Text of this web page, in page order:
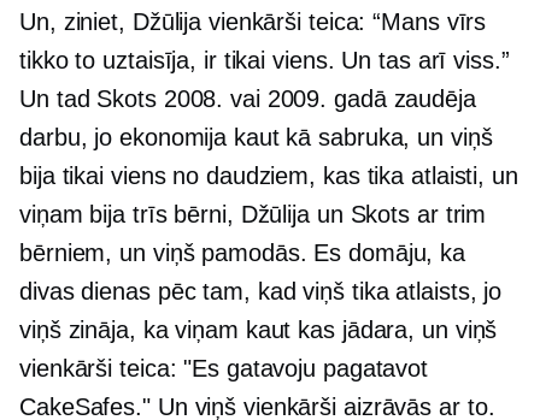
Un, ziniet, Džūlija vienkārši teica: “Mans vīrs
tikko to uztaisīja, ir tikai viens. Un tas arī viss.”
Un tad Skots 2008. vai 2009. gadā zaudēja
darbu, jo ekonomija kaut kā sabruka, un viņš
bija tikai viens no daudziem, kas tika atlaisti, un
viņam bija trīs bērni, Džūlija un Skots ar trim
bērniem, un viņš pamodās. Es domāju, ka
divas dienas pēc tam, kad viņš tika atlaists, jo
viņš zināja, ka viņam kaut kas jādara, un viņš
vienkārši teica: "Es gatavoju pagatavot
CakeSafes." Un viņš vienkārši aizrāvās ar to.